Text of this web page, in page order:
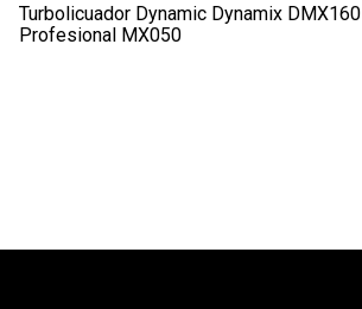
Turbolicuador Dynamic Dynamix DMX160
Profesional MX050